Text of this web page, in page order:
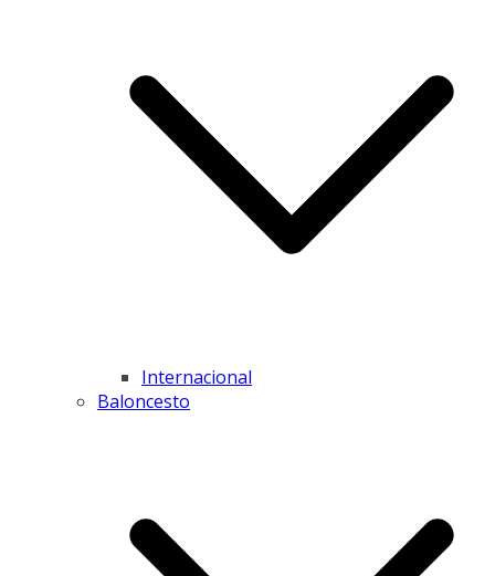
Internacional
Baloncesto